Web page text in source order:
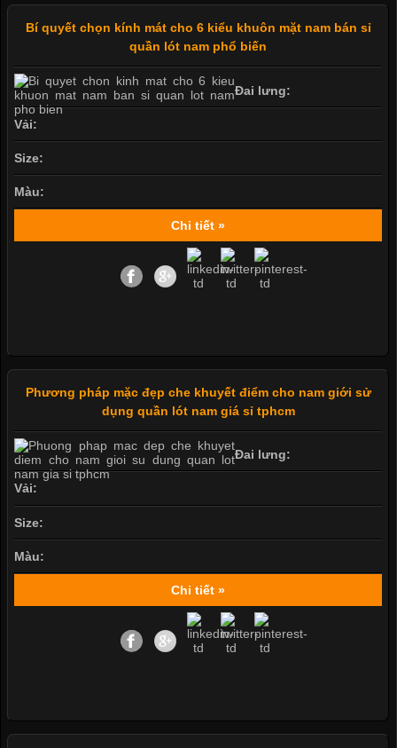
Bí quyết chọn kính mát cho 6 kiểu khuôn mặt nam bán sỉ
quần lót nam phổ biến
Đai lưng:
Vải:
Size:
Màu:
Chi tiết »
Phương pháp mặc đẹp che khuyết điểm cho nam giới sử
dụng quần lót nam giá sỉ tphcm
Đai lưng:
Vải:
Size:
Màu:
Chi tiết »